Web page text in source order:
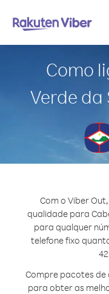
Como
Verde
Com o Viber
qualidade para
para qualquer
telefone fixo
Compre pacotes
para obter as